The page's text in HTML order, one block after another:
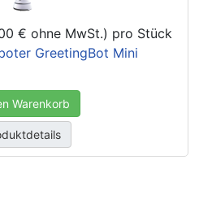
€ ohne MwSt.) pro Stück
GreetingBot Mini
Warenkorb